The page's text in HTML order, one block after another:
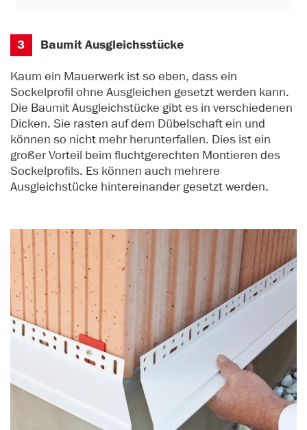
3 Baumit Ausgleichsstücke
Kaum ein Mauerwerk ist so eben, dass ein
Sockelprofil ohne Ausgleichen gesetzt werden kann.
Die Baumit Ausgleichstücke gibt es in verschiedenen
Dicken. Sie rasten auf dem Dübelschaft ein und
können so nicht mehr herunterfallen. Dies ist ein
großer Vorteil beim fluchtgerechten Montieren des
Sockelprofils. Es können auch mehrere
Ausgleichstücke hintereinander gesetzt werden.